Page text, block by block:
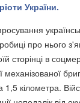
України.
про нього
сторінці в
механізованої
кілометра.